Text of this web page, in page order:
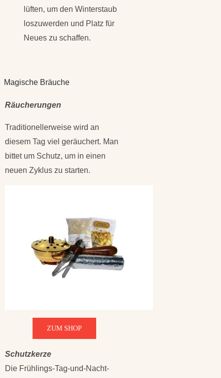
lüften, um den Winterstaub
loszuwerden und Platz für
Neues zu schaffen.
Magische Bräuche
Räucherungen
Traditionellerweise wird an
diesem Tag viel geräuchert. Man
bittet um Schutz, um in einen
neuen Zyklus zu starten.
ZUM SHOP
Schutzkerze
Die Frühlings-Tag-und-Nacht-